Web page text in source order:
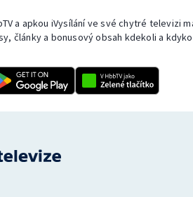
a apkou iVysílání ve své chytré televizi
články a bonusový obsah kdekoli a